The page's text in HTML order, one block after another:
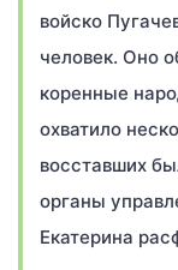
войско
человек. Оно
коренные
охватило
восставших
органы
Екатерина